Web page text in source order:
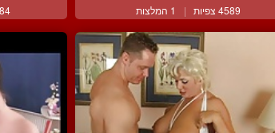
4589 צפיות | 1 המלצות